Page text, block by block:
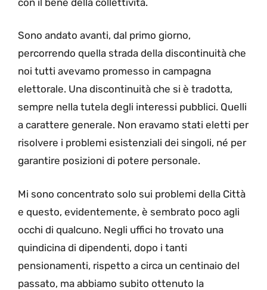
Sono andato avanti, dal primo giorno,
percorrendo quella strada della discontinuità che
noi tutti avevamo promesso in campagna
elettorale. Una discontinuità che si è tradotta,
sempre nella tutela degli interessi pubblici. Quelli
a carattere generale. Non eravamo stati eletti per
risolvere i problemi esistenziali dei singoli, né per
garantire posizioni di potere personale.
Mi sono concentrato solo sui problemi della Città
e questo, evidentemente, è sembrato poco agli
occhi di qualcuno. Negli uffici ho trovato una
quindicina di dipendenti, dopo i tanti
pensionamenti, rispetto a circa un centinaio del
passato, ma abbiamo subito ottenuto la